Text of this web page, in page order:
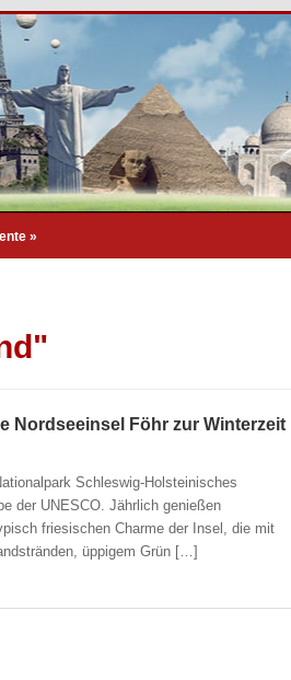
»
Nordseeinsel Föhr zur Winterzeit
Schleswig-Holsteinisches
der UNESCO. Jährlich genießen
friesischen Charme der Insel, die mit
üppigem Grün […]